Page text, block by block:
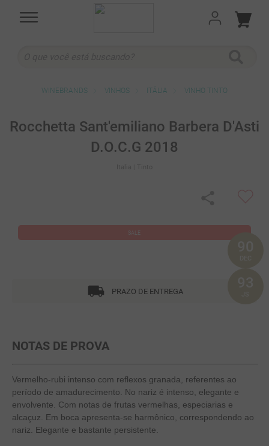
VINHOS ITÁLIA VINHO TINTO
Rocchetta Sant'emiliano Barbera D'Asti
D.O.C.G 2018
PRAZO DE ENTREGA
NOTAS DE PROVA
Vermelho-rubi intenso com reflexos granada, referentes ao
período de amadurecimento. No nariz é intenso, elegante e
envolvente. Com notas de frutas vermelhas, especiarias e
alcaçuz. Em boca apresenta-se harmônico, correspondendo ao
nariz. Elegante e bastante persistente.
2 º
3º
375 ml
7º
ribeiro santo
10º marchesi incisa della rocchetta